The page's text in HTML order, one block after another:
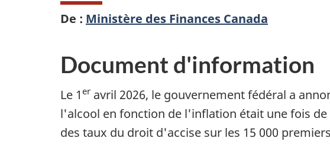
De : Ministère des Finances Canada
Document d'information
Le 1 er avril 2026, le gouvernement fédéral a
l'alcool en fonction de l'inflation était une fois
des taux du droit d'accise sur les 15 000